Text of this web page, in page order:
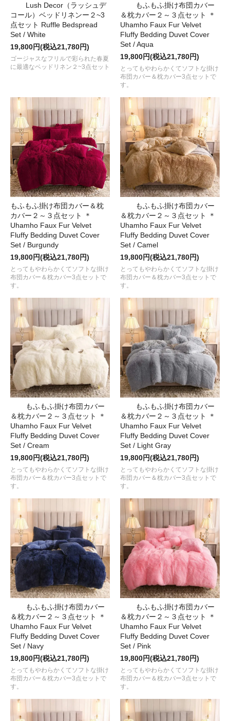
Lush Decor（ラッシュデ
コール）ベッドリネンー２~3
点セット Ruffle Bedspread
Set / White
19,800円(税込21,780円)
ゴージャスなフリルで彩られた春夏
に最適なベッドリネン２~3点セット
もふもふ掛け布団カバー
＆枕カバー２～３点セット ＊
Uhamho Faux Fur Velvet
Fluffy Bedding Duvet Cover
Set / Aqua
19,800円(税込21,780円)
とってもやわらかくてソフトな掛け
布団カバー＆枕カバー3点セットで
す。
もふもふ掛け布団カバー＆枕
カバー２～３点セット ＊
Uhamho Faux Fur Velvet
Fluffy Bedding Duvet Cover
Set / Burgundy
19,800円(税込21,780円)
とってもやわらかくてソフトな掛け
布団カバー＆枕カバー3点セットで
す。
もふもふ掛け布団カバー
＆枕カバー２～３点セット ＊
Uhamho Faux Fur Velvet
Fluffy Bedding Duvet Cover
Set / Camel
19,800円(税込21,780円)
とってもやわらかくてソフトな掛け
布団カバー＆枕カバー3点セットで
す。
もふもふ掛け布団カバー
＆枕カバー２～３点セット ＊
Uhamho Faux Fur Velvet
Fluffy Bedding Duvet Cover
Set / Cream
19,800円(税込21,780円)
とってもやわらかくてソフトな掛け
布団カバー＆枕カバー3点セットで
す。
もふもふ掛け布団カバー
＆枕カバー２～３点セット ＊
Uhamho Faux Fur Velvet
Fluffy Bedding Duvet Cover
Set / Light Gray
19,800円(税込21,780円)
とってもやわらかくてソフトな掛け
布団カバー＆枕カバー3点セットで
す。
もふもふ掛け布団カバー
＆枕カバー２～３点セット ＊
Uhamho Faux Fur Velvet
Fluffy Bedding Duvet Cover
Set / Navy
19,800円(税込21,780円)
とってもやわらかくてソフトな掛け
布団カバー＆枕カバー3点セットで
す。
もふもふ掛け布団カバー
＆枕カバー２～３点セット ＊
Uhamho Faux Fur Velvet
Fluffy Bedding Duvet Cover
Set / Pink
19,800円(税込21,780円)
とってもやわらかくてソフトな掛け
布団カバー＆枕カバー3点セットで
す。